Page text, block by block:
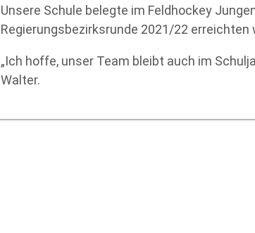
Unsere Schule belegte im Feldhockey
Regierungsbezirksrunde 2021/22 erreichten
„Ich hoffe, unser Team bleibt auch im
Walter.